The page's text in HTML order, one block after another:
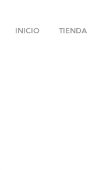
INICIO TIENDA